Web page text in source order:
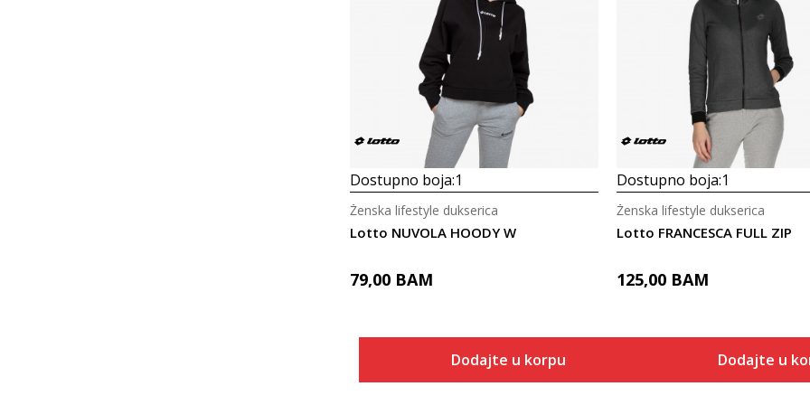
Dostupno boja:1
Lotto NUVOLA HOODY W
Ženska lifestyle dukserica
79,00 BAM
Dodajte u korpu
Dostupno boja:1
Lotto FRANCESCA FULL ZIP
Ženska lifestyle dukserica
125,00 BAM
Dodajte u